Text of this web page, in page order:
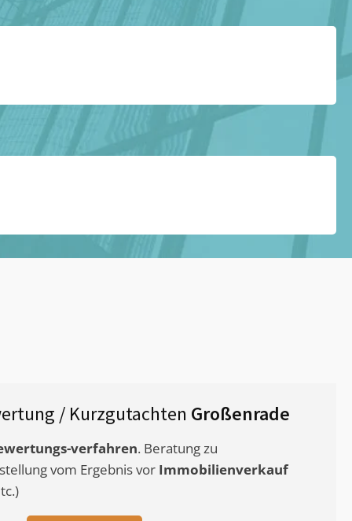
/ Kurzgutachten Großenrade
verfahren. Beratung zu
vom Ergebnis vor Immobilienverkauf